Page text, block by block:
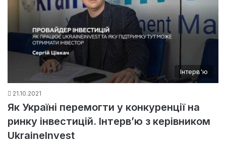
Інтерв'ю
21.10.2021
Як Україні перемогти у конкуренції на
ринку інвестицій. Інтерв’ю з керівником
UkraineInvest